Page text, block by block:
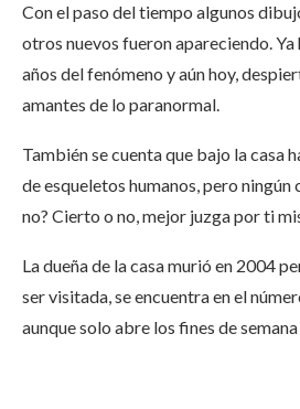
Con el paso del tiempo algunos
otros nuevos fueron apareciendo. Ya
años del fenómeno y aún hoy,
amantes de lo paranormal.
También se cuenta que bajo la casa
de esqueletos humanos, pero
no? Cierto o no, mejor juzga por ti
La dueña de la casa murió en 2004
ser visitada, se encuentra en el
aunque solo abre los fines de